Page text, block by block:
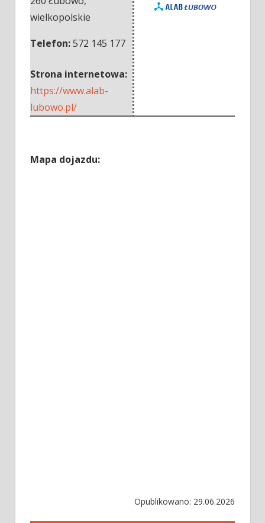
wielkopolskie
Telefon:572 145 177
Strona internetowa:
https://www.alab-
lubowo.pl/
Mapa dojazdu:
Opublikowano: 29.06.2026